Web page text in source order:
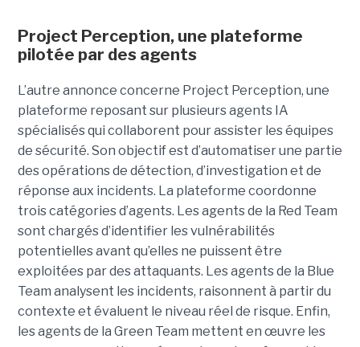
Project Perception, une plateforme
pilotée par des agents
L’autre annonce concerne Project Perception, une
plateforme reposant sur plusieurs agents IA
spécialisés qui collaborent pour assister les équipes
de sécurité. Son objectif est d’automatiser une partie
des opérations de détection, d’investigation et de
réponse aux incidents. La plateforme coordonne
trois catégories d’agents. Les agents de la Red Team
sont chargés d’identifier les vulnérabilités
potentielles avant qu’elles ne puissent être
exploitées par des attaquants. Les agents de la Blue
Team analysent les incidents, raisonnent à partir du
contexte et évaluent le niveau réel de risque. Enfin,
les agents de la Green Team mettent en œuvre les